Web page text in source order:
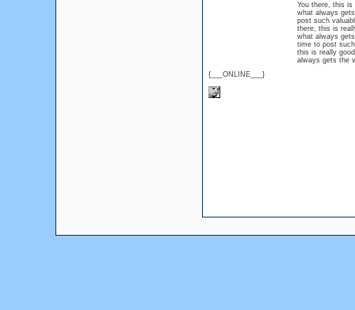
{___ONLINE___}
You there, this
what always
post such
there, this is
what always
time to post
this is really
always gets